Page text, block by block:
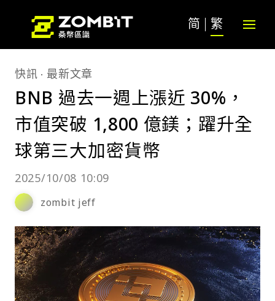
简 繁
快訊 最新文章
BNB 過去一週上漲近 30%，
市值突破 1,800 億鎂；躍升全
球第三大加密貨幣
2025/10/08 10:09
zombit jeff